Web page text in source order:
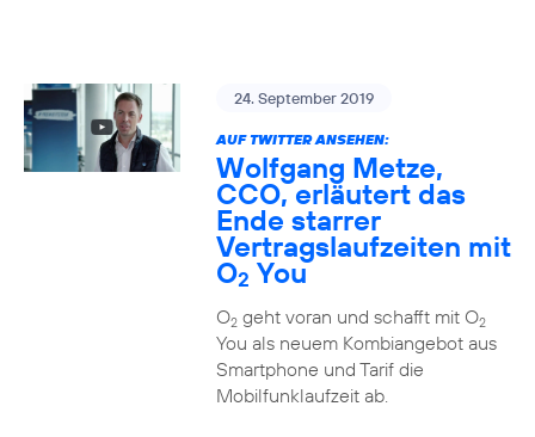
24. September 2019
AUF TWITTER ANSEHEN:
Wolfgang Metze,
CCO, erläutert das
Ende starrer
Vertragslaufzeiten mit
O2 You
O2geht voran und schafft mit O2
You als neuem Kombiangebot aus
Smartphone und Tarif die
Mobilfunklaufzeit ab.